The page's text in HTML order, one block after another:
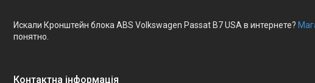
Искали Кронштейн блока ABS Volkswagen Passat B7 USA в интернете?
понятно.